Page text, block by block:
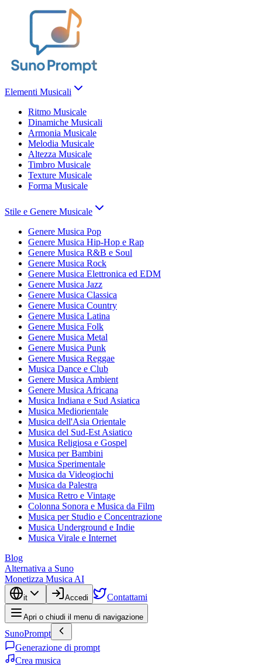
Elementi Musicali
Ritmo Musicale
Dinamiche Musicali
Armonia Musicale
Melodia Musicale
Altezza Musicale
Timbro Musicale
Texture Musicale
Forma Musicale
Stile e Genere Musicale
Genere Musica Pop
Genere Musica Hip-Hop e Rap
Genere Musica R&B e Soul
Genere Musica Rock
Genere Musica Elettronica ed EDM
Genere Musica Jazz
Genere Musica Classica
Genere Musica Country
Genere Musica Latina
Genere Musica Folk
Genere Musica Metal
Genere Musica Punk
Genere Musica Reggae
Musica Dance e Club
Genere Musica Ambient
Genere Musica Africana
Musica Indiana e Sud Asiatica
Musica Mediorientale
Musica dell'Asia Orientale
Musica del Sud-Est Asiatico
Musica Religiosa e Gospel
Musica per Bambini
Musica Sperimentale
Musica da Videogiochi
Musica da Palestra
Musica Retro e Vintage
Colonna Sonora e Musica da Film
Musica per Studio e Concentrazione
Musica Underground e Indie
Musica Virale e Internet
Blog
Alternativa a Suno
Monetizza Musica AI
it Accedi Contattami
Apri o chiudi il menu di navigazione
SunoPrompt
Generazione di prompt
Crea musica